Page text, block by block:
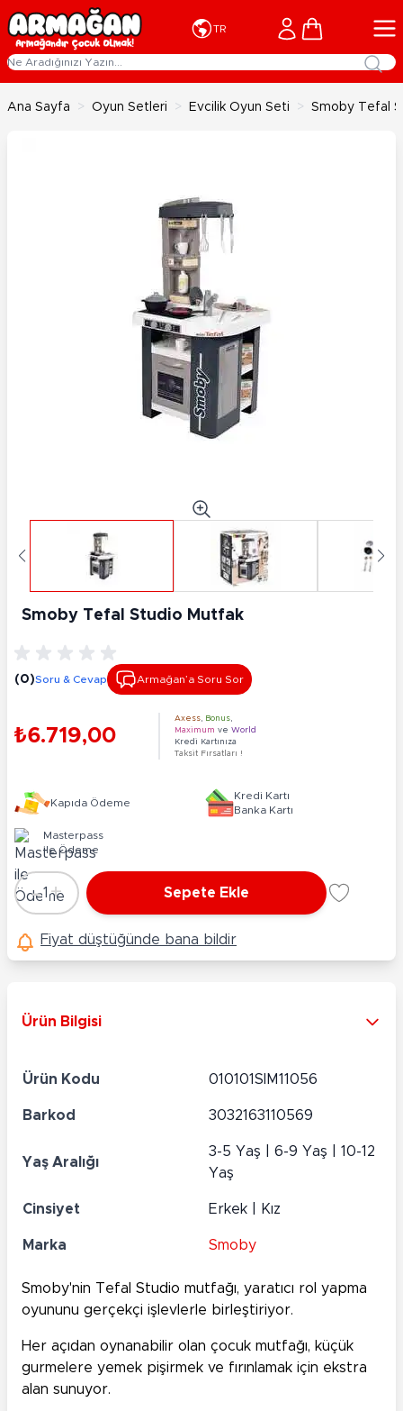
İçeriğe geç
TR Cart
Ana Sayfa > Oyun Setleri > Evcilik Oyun Seti > Smoby Tefal
Smoby Tefal Studio Mutfak
(0)Soru & Cevap Armağan’a Soru Sor
₺6.719,00
Axess Bonus
Maximum ve World
Kredi Kartınıza
Taksit Fırsatları !
Kapıda Ödeme
Kredi Kartı
Banka Kartı
Masterpass
ile Ödeme
Adet
-1 + Sepete Ekle
Fiyat düştüğünde bana bildir
Ürün Bilgisi
Ürün Kodu 010101SIM11056
Barkod 3032163110569
Yaş Aralığı
3-5 Yaş | 6-9 Yaş | 10-12
Yaş
Cinsiyet Erkek | Kız
Marka Smoby
Smoby'nin Tefal Studio mutfağı, yaratıcı rol yapma
oyununu gerçekçi işlevlerle birleştiriyor.
Her açıdan oynanabilir olan çocuk mutfağı, küçük
gurmelere yemek pişirmek ve fırınlamak için ekstra
alan sunuyor.